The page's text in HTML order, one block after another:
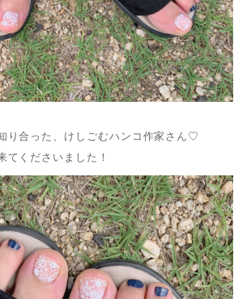
り合った、けしごむハンコ作家さん♡
てくださいました！